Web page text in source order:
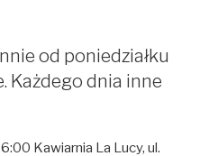
od poniedziałku
Każdego dnia inne
Kawiarnia La Lucy, ul.